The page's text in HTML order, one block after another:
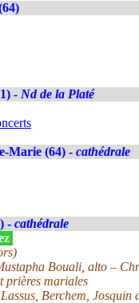
- Nd de la Platé
Marie (64) - cathédrale
- cathédrale
Bouali, alto –
prières mariales
Berchem, Josquin